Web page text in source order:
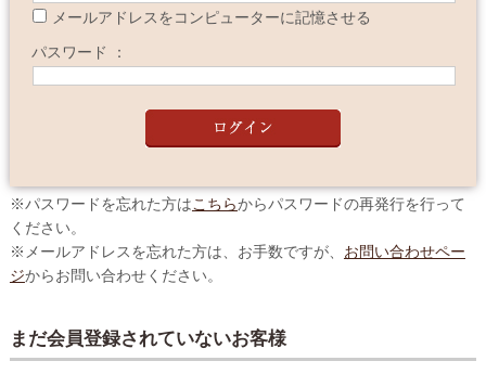
メールアドレスをコンピューターに記憶させる
パスワード ：
※パスワードを忘れた方はこちらからパスワードの再発行を行って
ください。
※メールアドレスを忘れた方は、お手数ですが、 お問い合わせペー
ジからお問い合わせください。
まだ会員登録されていないお客様